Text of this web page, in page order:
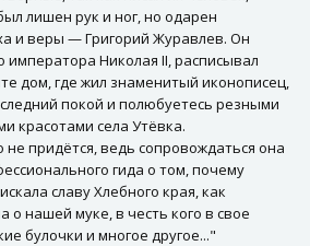
лишен рук и ног, но одарен
и веры — Григорий Журавлев. Он
императора Николая II, расписывал
дом, где жил знаменитый иконописец,
покой и полюбуетесь резными
красотами села Утёвка.
не придётся, ведь сопровождаться она
гида о том, почему
славу Хлебного края, как
о нашей муке, в честь кого в свое
булочки и многое другое..."